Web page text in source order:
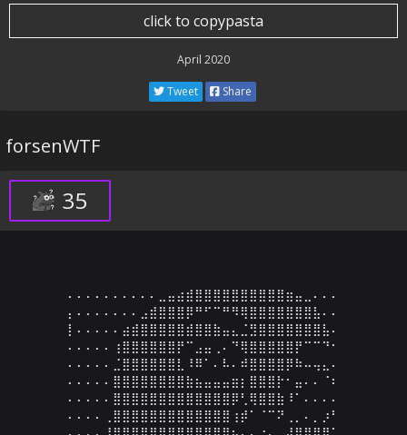
click to copypasta
April 2020
Tweet Share
forsenWTF
35
⠄⠄⠄⠄⠄⠄⠄⠄⠄⠄⣀⣤⣴⣾⣿⣿⣿⣿⣿⣿⣿⣿⣿⣿⣶⣤⣀⠄⠄⠄
⡄⠄⠄⠄⠄⠄⠄⠄⣠⣾⣿⣿⣿⡿⠛⠋⠉⠛⠻⢿⣿⣿⣿⣿⣿⣿⣿⣧⠄⠄
⡇⠄⠄⠄⠄⠄⣴⣾⣿⣿⣿⣿⣿⣾⣿⣿⣷⣤⣄⣈⣻⣿⣿⣿⣿⣿⣿⣿⣧⠄
⠄⠄⠄⠄⠄⢰⣿⣿⣿⣿⣿⣿⡟⠉⣠⣤⢀⠄⠙⢿⣿⣿⣿⣿⣿⡟⠉⠉⠙⠂
⠄⠄⠄⠄⠄⣈⣿⣿⣿⣿⣿⣿⣇⠸⠿⠁⠄⠧⠄⠾⣿⣿⣿⣿⡿⠷⠤⢤⣄⠄
⠄⠄⠄⠄⠄⣿⣿⣿⣿⣿⣿⣿⣿⣷⣦⣤⣤⣤⣶⡆⣿⣿⣿⡗⠂⣤⠄⠄⠈⠆
⠄⠄⠄⠄⠄⣿⣿⣿⣿⣿⣿⣿⣿⣿⣿⣿⣿⣿⡿⢃⢿⣿⣿⣷⠸⠁⠄⠄⠄⠄
⠄⠄⠄⠄⢀⣿⣿⣿⣿⣿⣿⣿⣿⣿⣿⣿⣿⣿⢰⡾⠁⠈⠉⠝⢀⡀⠄⡀⡰⠃